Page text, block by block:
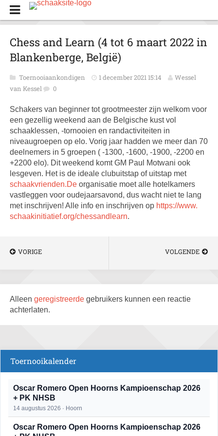
Chess and Learn (4 tot 6 maart 2022 in
Blankenberge, België)
Toernooiaankondigen 1 december 2021 15:14
Wessel
van Kessel
0
Schakers van beginner tot grootmeester zijn welkom voor
een gezellig weekend aan de Belgische kust vol
schaaklessen, -tornooien en randactiviteiten in
niveaugroepen op elo. Vorig jaar hadden we meer dan 70
deelnemers in 5 groepen ( -1300, -1600, -1900, -2200 en
+2200 elo). Dit weekend komt GM Paul Motwani ook
lesgeven. Het is de ideale clubuitstap of uitstap met
schaakvrienden.De organisatie moet alle hotelkamers
vastleggen voor oudejaarsavond, dus wacht niet te lang
met inschrijven! Alle info en inschrijven op https://www.
schaakinitiatief.org/chessandlearn.
VORIGE VOLGENDE
Alleen geregistreerde gebruikers kunnen een reactie
achterlaten.
Toernooikalender
Oscar Romero Open Hoorns Kampioenschap 2026
+ PK NHSB
14 augustus 2026 · Hoorn
Oscar Romero Open Hoorns Kampioenschap 2026